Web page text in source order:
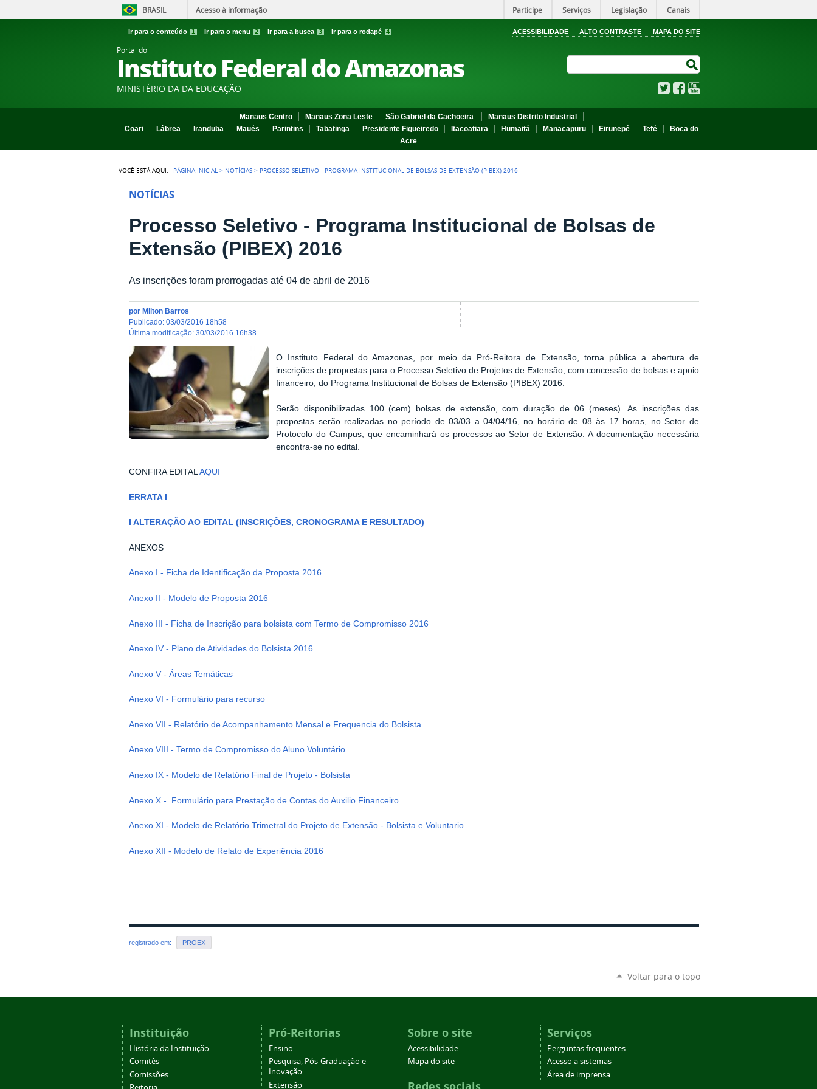
BRASIL Acesso à informação Participe Serviços Legislação Canais
Ir para o conteúdo 1 Ir para o menu 2 Ir para a busca 3 Ir para o rodapé 4 ACESSIBILIDADE ALTO CONTRASTE MAPA DO SITE
Portal do
Instituto Federal do Amazonas
MINISTÉRIO DA DA EDUCAÇÃO TwitterFacebook
Manaus Centro Manaus Zona Leste São Gabriel da Cachoeira
Manaus Distrito Industrial
Coari
Lábrea Iranduba Maués Parintins Tabatinga Presidente Figueiredo Itacoatiara Humaitá Manacapuru Eirunepé Tefé
Boca do
Acre
VOCÊ ESTÁ AQUI: PÁGINA INICIAL > NOTÍCIAS > PROCESSO SELETIVO - PROGRAMA INSTITUCIONAL DE BOLSAS DE EXTENSÃO (PIBEX) 2016
NOTÍCIAS
Processo Seletivo - Programa Institucional de Bolsas de
Extensão (PIBEX) 2016
As inscrições foram prorrogadas até 04 de abril de 2016
por Milton Barros
publicado: 03/03/2016 18h58
última modificação: 30/03/2016 16h38
O Instituto Federal do Amazonas, por meio da Pró-Reitora de Extensão, torna pública a abertura de
inscrições de propostas para o Processo Seletivo de Projetos de Extensão, com concessão de bolsas e apoio
financeiro, do Programa Institucional de Bolsas de Extensão (PIBEX) 2016.
Serão disponibilizadas 100 (cem) bolsas de extensão, com duração de 06 (meses). As inscrições das
propostas serão realizadas no período de 03/03 a 04/04/16, no horário de 08 às 17 horas, no Setor de
Protocolo do Campus, que encaminhará os processos ao Setor de Extensão. A documentação necessária
encontra-se no edital.
CONFIRA EDITALAQUI
ERRATA I
I ALTERAÇÃO AO EDITAL (INSCRIÇÕES, CRONOGRAMA E RESULTADO)
ANEXOS
Anexo I - Ficha de Identificação da Proposta 2016
Anexo II - Modelo de Proposta 2016
Anexo III - Ficha de Inscrição para bolsista com Termo de Compromisso 2016
Anexo IV - Plano de Atividades do Bolsista 2016
Anexo V - Áreas Temáticas
Anexo VI - Formulário para recurso
Anexo VII - Relatório de Acompanhamento Mensal e Frequencia do Bolsista
Anexo VIII - Termo de Compromisso do Aluno Voluntário
Anexo IX - Modelo de Relatório Final de Projeto - Bolsista
Anexo X - Formulário para Prestação de Contas do Auxilio Financeiro
Anexo XI - Modelo de Relatório Trimetral do Projeto de Extensão - Bolsista e Voluntario
Anexo XII - Modelo de Relato de Experiência 2016
registrado em: PROEX
Voltar para o topo
Instituição
História da Instituição
Comitês
Comissões
Pró-Reitorias
Ensino
Pesquisa, Pós-Graduação e
Inovação
Extensão
Sobre o site
Acessibilidade
Mapa do site
Serviços
Perguntas frequentes
Acesso a sistemas
Área de imprensa